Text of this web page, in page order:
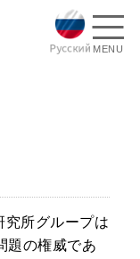
MENU
究所グループは
題の権威であ